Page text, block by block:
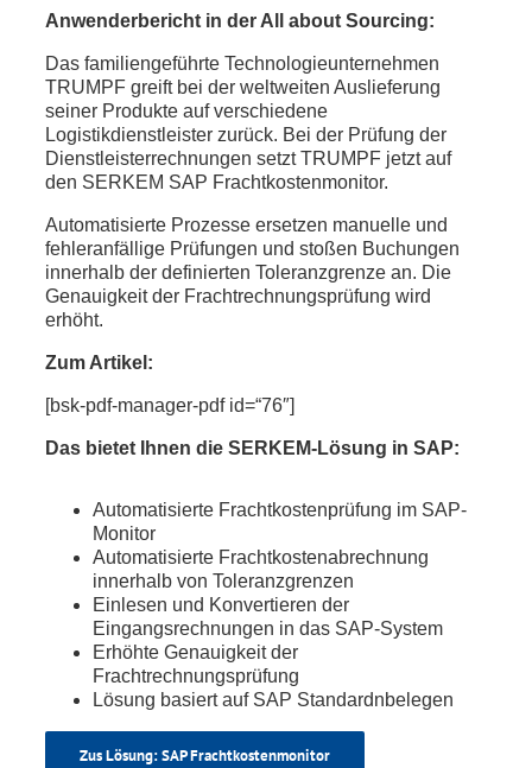
Anwenderbericht in der All about Sourcing:
Das familiengeführte Technologieunternehmen
TRUMPF greift bei der weltweiten Auslieferung
seiner Produkte auf verschiedene
Logistikdienstleister zurück. Bei der Prüfung der
Dienstleisterrechnungen setzt TRUMPF jetzt auf
den SERKEM SAP Frachtkostenmonitor.
Automatisierte Prozesse ersetzen manuelle und
fehleranfällige Prüfungen und stoßen Buchungen
innerhalb der definierten Toleranzgrenze an. Die
Genauigkeit der Frachtrechnungsprüfung wird
erhöht.
Zum Artikel:
[bsk-pdf-manager-pdf id=“76″]
Das bietet Ihnen die SERKEM-Lösung in SAP:
Automatisierte Frachtkostenprüfung im SAP-
Monitor
Automatisierte Frachtkostenabrechnung
innerhalb von Toleranzgrenzen
Einlesen und Konvertieren der
Eingangsrechnungen in das SAP-System
Erhöhte Genauigkeit der
Frachtrechnungsprüfung
Lösung basiert auf SAP Standardnbelegen
Zus Lösung: SAP Frachtkostenmonitor